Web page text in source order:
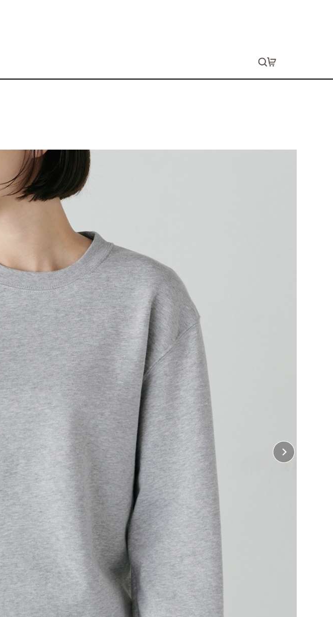
10.0oz クルーネックスウェット
品番：BZ-SW004
¥3,300～
送料無料丨※プリント代、オプション代は別途発生します。
プリントなしで購入する
豊富なカラバリとサイズ展開！
定番のクルーネックスウェットをオリジナルで。
せっかくなら誰も持っていない、あなただけのオリジナルスウェットを作ってみませ
んか？
チームのお揃いスウェットとしてはもちろん、豊富なカラーバリエーションとサイズ
展開なので、クリエイターさんやデザイナーさんの物販商品やスタッフ用ユニフォー
ムとしてもご利用いただけます。
キッズサイズも展開しているので、お子さまとお揃いで作るのもおすすめです。
入稿規定に関する注意点はこちらをご覧ください。
プリント範囲
・ 左胸、右胸、襟下
横7cm×縦7cm
・ 胸中央
横18cm×縦22cm
・ 背中中央
横18cm×縦25cm
・ 左袖、右袖
横5cm×縦5cm（ホワイトインクジェット、オンデマ
ンド転写のみ）
・ 左長袖、右長袖
横10cm×縦18cm（インクジェットのみ）
4Stepでデザインをはじめよう！
01 カラーを選ぶ